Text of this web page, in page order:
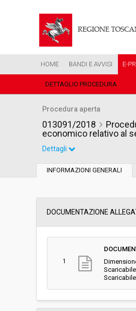
HOME BANDI E AVVISI E-
DETTAGLIO PROCEDURA
Procedura aperta
013091/2018
economico relativo al
Data pubblicazione:
Svolgimento:
Responsabile attuale:
Dettagli
INFORMAZIONI GENERALI
DOCUMENTAZIONE
1